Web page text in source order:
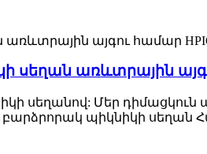
առևտրային
սեղանով: Մեր
պիկնիկի սեղան